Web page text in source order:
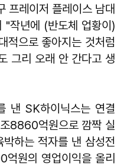
프레이저 플레이스 남대
"작년에 (반도체 업황이)
적으로 좋아지는 것처럼
그리 오래 안 간다고 생
낸 SK하이닉스는 연결
8860억원으로 깜짝 실
하는 적자를 낸 삼성전
원의 영업이익을 올리